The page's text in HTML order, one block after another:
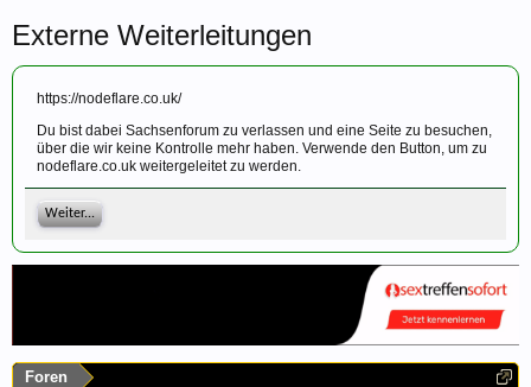
Externe Weiterleitungen
https://nodeflare.co.uk/
Du bist dabei Sachsenforum zu verlassen und eine Seite zu besuchen,
über die wir keine Kontrolle mehr haben. Verwende den Button, um zu
nodeflare.co.uk weitergeleitet zu werden.
Weiter...
Foren